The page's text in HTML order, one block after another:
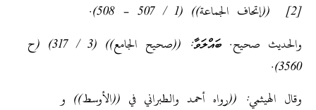
[2] ((إتحاف الجماعة)) (1 / 507 – 508).
والحديث صحيح. ބައްލަވާ: ((صحيح الجامع)) (3 / 317) (ح
3560).
وقال الهيثمي: ((رواه أحمد والطبراني في ((الأوسط)) و